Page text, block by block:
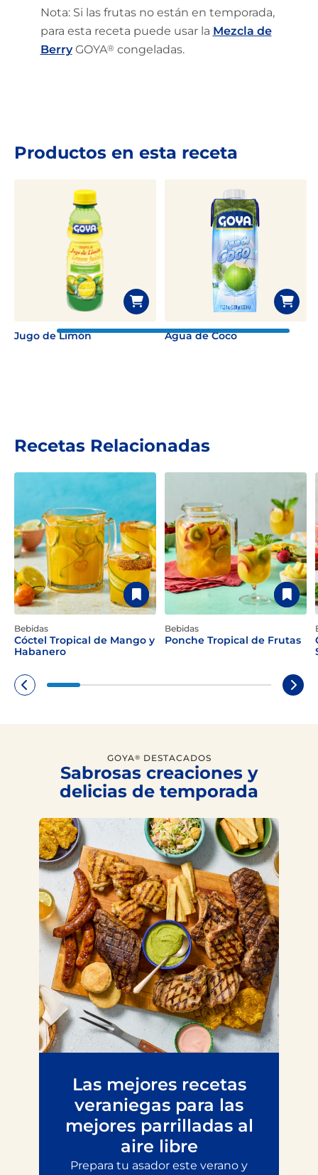
Nota: Si las frutas no están en temporada,
para esta receta puede usar la Mezcla de
BerryGOYA® congeladas.
Productos en esta receta
Jugo de Limón Agua de Coco
Recetas Relacionadas
Bebidas
Cóctel Tropical de Mango y
Habanero
Bebidas
Ponche Tropical de Frutas
GOYA® DESTACADOS
Sabrosas creaciones y
delicias de temporada
Las mejores recetas
veraniegas para las
mejores parrilladas al
aire libre
Prepara tu asador este verano y